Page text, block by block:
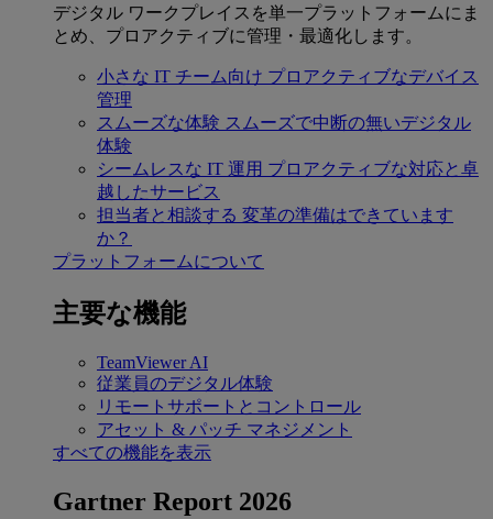
デジタル ワークプレイスを単一プラットフォームにま
とめ、プロアクティブに管理・最適化します。
小さな IT チーム向け プロアクティブなデバイス
管理
スムーズな体験 スムーズで中断の無いデジタル
体験
シームレスな IT 運用 プロアクティブな対応と卓
越したサービス
担当者と相談する 変革の準備はできています
か？
プラットフォームについて
主要な機能
TeamViewer AI
従業員のデジタル体験
リモートサポートとコントロール
アセット & パッチ マネジメント
すべての機能を表示
Gartner Report 2026